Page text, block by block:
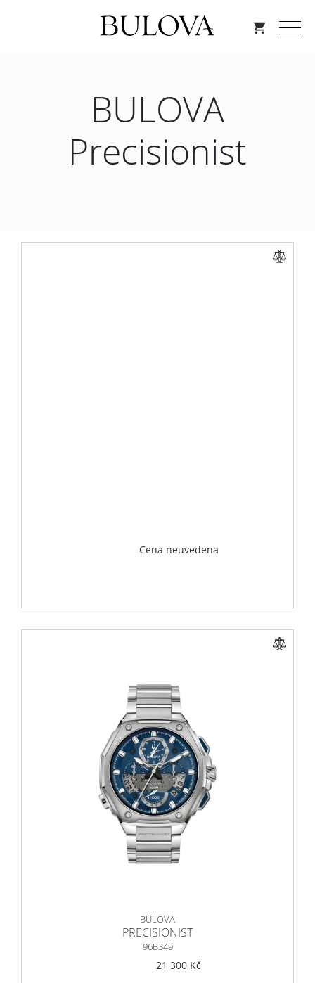
BULOVA
Precisionist
Cena neuvedena
BULOVA
PRECISIONIST
96B349
21 300 Kč